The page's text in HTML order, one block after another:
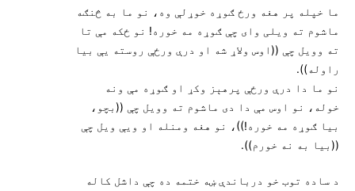
ما خپله پر هغه ورځ ګوړه خوړلې وه، نو ما به څنګه
ماشوم ته ويلی وای چې ګوړه مه خوره! نو ځکه مې تا
ته وويل چې ((اوس ولاړ شه او درې ورځې روسته يې بيا
راوله)).
نو ما دا درې ورځې پرهېز وکړ او ګوړه مې ونه
خوله، نو اوس مې دا دی ماشوم ته وويل چې ((بچو،
بيا ګوړه مه خوره!))، نو هغه ومنله او ويې ويل چې
((بيا به نه خورم)).
د ساده توب خو درباندې ښه ختمه ده چې داشل کاله